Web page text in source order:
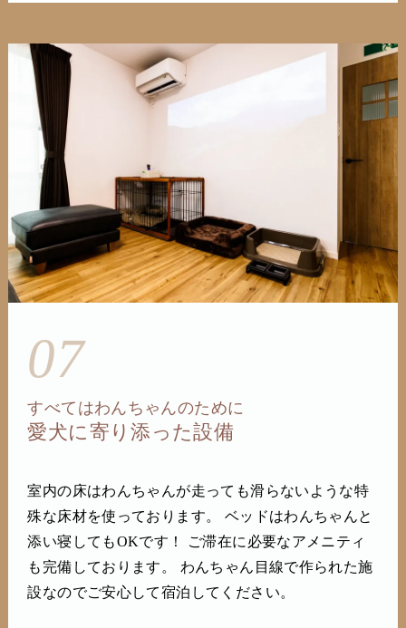
07
すべてはわんちゃんのために
愛犬に寄り添った設備
室内の床はわんちゃんが走っても滑らないような特
殊な床材を使っております。 ベッドはわんちゃんと
添い寝してもOKです！ ご滞在に必要なアメニティ
も完備しております。 わんちゃん目線で作られた施
設なのでご安心して宿泊してください。